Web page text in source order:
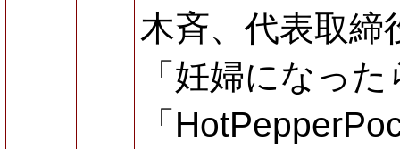
木斉、代表取締
「妊婦になっ
「